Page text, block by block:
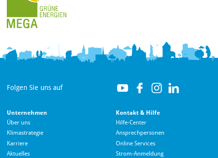
Folgen Sie uns auf
Unternehmen
Über uns
Klimastrategie
Karriere
Aktuelles
Kontakt & Hilfe
Hilfe-Center
Ansprechpersonen
Online Services
Strom-Anmeldung